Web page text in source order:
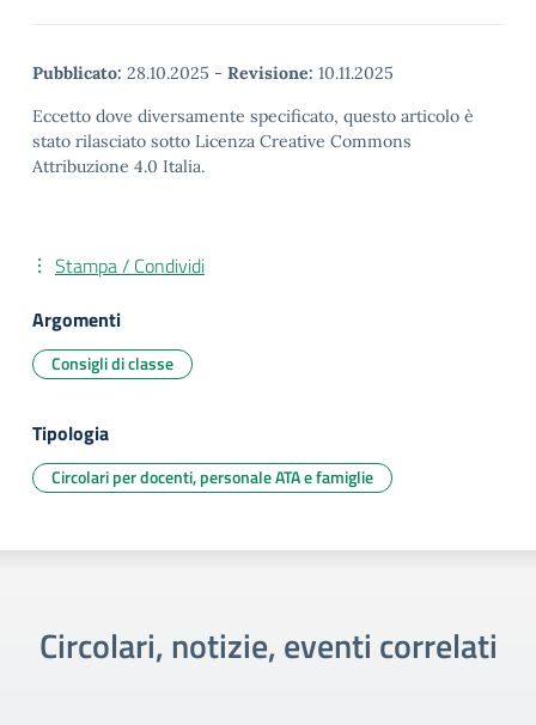
Pubblicato: 28.10.2025 - Revisione: 10.11.2025
Eccetto dove diversamente specificato, questo articolo è
stato rilasciato sotto Licenza Creative Commons
Attribuzione 4.0 Italia.
Stampa / Condividi
Argomenti
Consigli di classe
Tipologia
Circolari per docenti, personale ATA e famiglie
Circolari, notizie, eventi correlati